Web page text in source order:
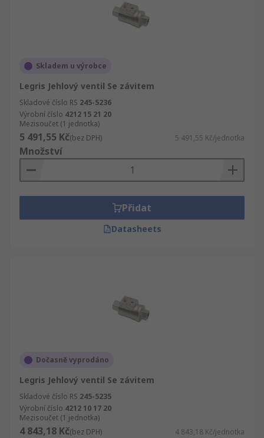
Skladem u výrobce
Legris Jehlový ventil Se závitem
Skladové číslo RS 245-5236
Výrobní číslo 4212 15 21 20
Mezisoučet (1 jednotka)
5 491,55 Kč(bez DPH) 5 491,55 Kč/jednotka
Množství
Přidat
Datasheets
Dočasně vyprodáno
Legris Jehlový ventil Se závitem
Skladové číslo RS 245-5235
Výrobní číslo 4212 10 17 20
Mezisoučet (1 jednotka)
4 843,18 Kč(bez DPH) 4 843,18 Kč/jednotka